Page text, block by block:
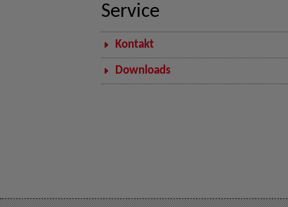
Service
Kontakt
Downloads